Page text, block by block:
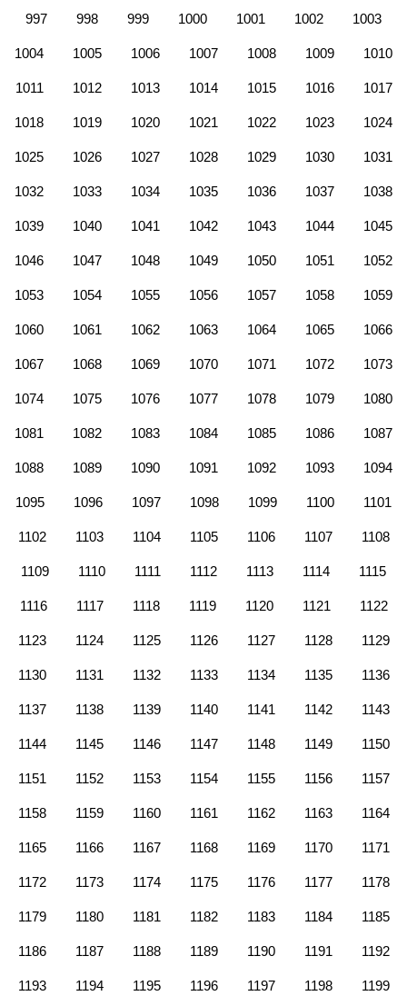
997 998 999 1000 1001 1002 1003
1004 1005 1006 1007 1008 1009 1010
1011 1012 1013 1014 1015 1016 1017
1018 1019 1020 1021 1022 1023 1024
1025 1026 1027 1028 1029 1030 1031
1032 1033 1034 1035 1036 1037 1038
1039 1040 1041 1042 1043 1044 1045
1046 1047 1048 1049 1050 1051 1052
1053 1054 1055 1056 1057 1058 1059
1060 1061 1062 1063 1064 1065 1066
1067 1068 1069 1070 1071 1072 1073
1074 1075 1076 1077 1078 1079 1080
1081 1082 1083 1084 1085 1086 1087
1088 1089 1090 1091 1092 1093 1094
1095 1096 1097 1098 1099 1100 1101
1102 1103 1104 1105 1106 1107 1108
1109 1110 1111 1112 1113 1114 1115
1116 1117 1118 1119 1120 1121 1122
1123 1124 1125 1126 1127 1128 1129
1130 1131 1132 1133 1134 1135 1136
1137 1138 1139 1140 1141 1142 1143
1144 1145 1146 1147 1148 1149 1150
1151 1152 1153 1154 1155 1156 1157
1158 1159 1160 1161 1162 1163 1164
1165 1166 1167 1168 1169 1170 1171
1172 1173 1174 1175 1176 1177 1178
1179 1180 1181 1182 1183 1184 1185
1186 1187 1188 1189 1190 1191 1192
1193 1194 1195 1196 1197 1198 1199